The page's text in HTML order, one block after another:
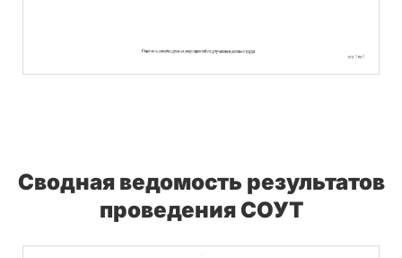
Сводная ведомость результатов
проведения СОУТ